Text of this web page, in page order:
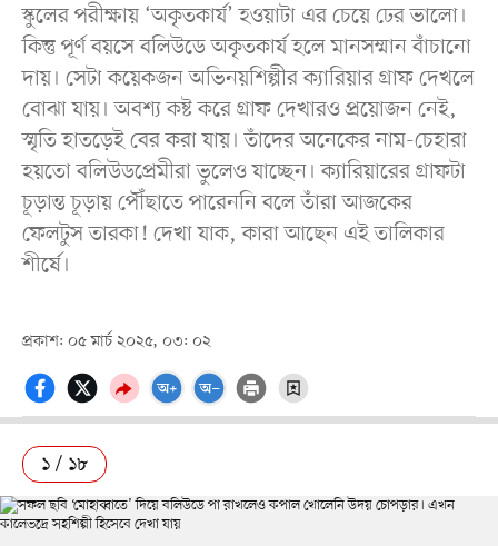
স্কুলের পরীক্ষায় ‌‘অকৃতকার্য’ হওয়াটা এর চেয়ে ঢের ভালো।
কিন্তু পূর্ণ বয়সে বলিউডে অকৃতকার্য হলে মানসম্মান বাঁচানো
দায়। সেটা কয়েকজন অভিনয়শিল্পীর ক্যারিয়ার গ্রাফ দেখলে
বোঝা যায়। অবশ্য কষ্ট করে গ্রাফ দেখারও প্রয়োজন নেই,
স্মৃতি হাতড়েই বের করা যায়। তাঁদের অনেকের নাম-চেহারা
হয়তো বলিউডপ্রেমীরা ভুলেও যাচ্ছেন। ক্যারিয়ারের গ্রাফটা
চূড়ান্ত চূড়ায় পৌঁছাতে পারেননি বলে তাঁরা আজকের
ফেলটুস তারকা! দেখা যাক, কারা আছেন এই তালিকার
শীর্ষে।
প্রকাশ: ০৫ মার্চ ২০২৫, ০৩: ০২
১ / ১৮